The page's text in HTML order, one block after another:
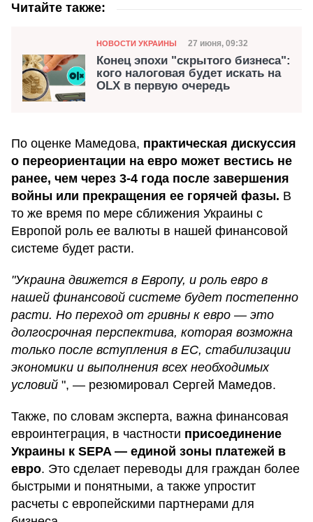
Читайте также:
Категория
НОВОСТИ УКРАИНЫ Дата публикации
27 июня, 09:32
Конец эпохи "скрытого бизнеса":
кого налоговая будет искать на
OLX в первую очередь
По оценке Мамедова, практическая дискуссия
о переориентации на евро может вестись не
ранее, чем через 3-4 года после завершения
войны или прекращения ее горячей фазы. В
то же время по мере сближения Украины с
Европой роль ее валюты в нашей финансовой
системе будет расти.
"Украина движется в Европу, и роль евро в
нашей финансовой системе будет постепенно
расти. Но переход от гривны к евро — это
долгосрочная перспектива, которая возможна
только после вступления в ЕС, стабилизации
экономики и выполнения всех необходимых
условий ", — резюмировал Сергей Мамедов.
Также, по словам эксперта, важна финансовая
евроинтеграция, в частности присоединение
Украины к SEPA — единой зоны платежей в
евро. Это сделает переводы для граждан более
быстрыми и понятными, а также упростит
расчеты с европейскими партнерами для